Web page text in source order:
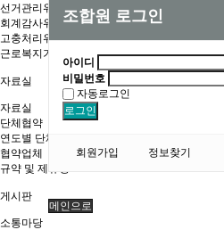
선거관리위원회
회계감사위원회
고충처리위원회
근로복지기금협의회
자료실
자료실
단체협약
연도별 단체협약
협약업체
규약 및 제규정
게시판
소통마당
조합원 로그인
아이디
비밀번호
자동로그인
로그인
회원가입 정보찾기
메인으로